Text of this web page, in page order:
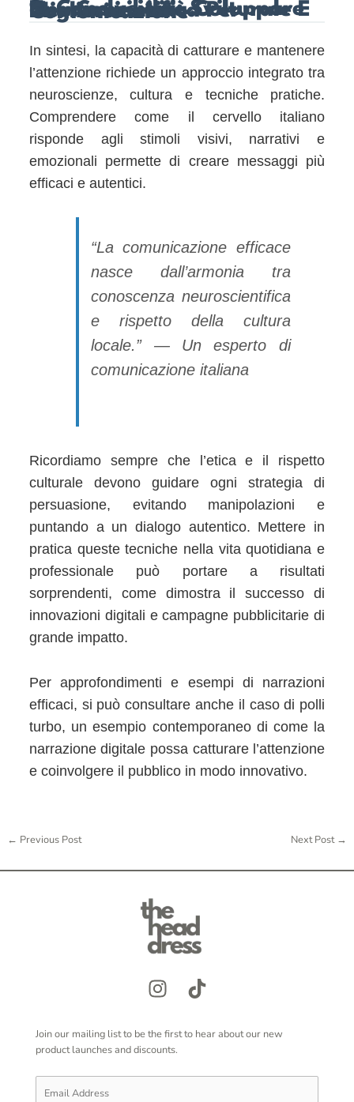
9. Conclusioni: Sviluppare Una Sensibilità Culturale E Neuroscientifica Per Migliorare La Comunicazione
In sintesi, la capacità di catturare e mantenere
l’attenzione richiede un approccio integrato tra
neuroscienze, cultura e tecniche pratiche.
Comprendere come il cervello italiano
risponde agli stimoli visivi, narrativi e
emozionali permette di creare messaggi più
efficaci e autentici.
“La comunicazione efficace
nasce dall’armonia tra
conoscenza neuroscientifica
e rispetto della cultura
locale.” — Un esperto di
comunicazione italiana
Ricordiamo sempre che l’etica e il rispetto
culturale devono guidare ogni strategia di
persuasione, evitando manipolazioni e
puntando a un dialogo autentico. Mettere in
pratica queste tecniche nella vita quotidiana e
professionale può portare a risultati
sorprendenti, come dimostra il successo di
innovazioni digitali e campagne pubblicitarie di
grande impatto.
Per approfondimenti e esempi di narrazioni
efficaci, si può consultare anche il caso di polli
turbo, un esempio contemporaneo di come la
narrazione digitale possa catturare l’attenzione
e coinvolgere il pubblico in modo innovativo.
← Previous Post Next Post →
Join our mailing list to be the first to hear about our new
product launches and discounts.